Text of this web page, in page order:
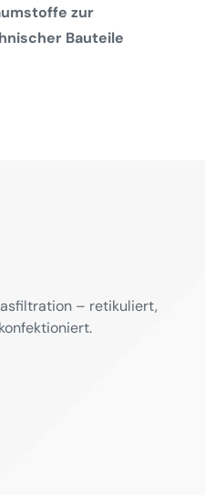
zur
Bauteile
– retikuliert,